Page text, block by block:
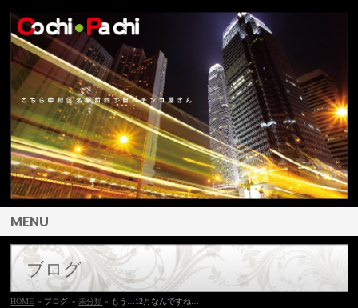
MENU
ブログ
HOME » ブログ »未分類 » もう…12月なんですね…